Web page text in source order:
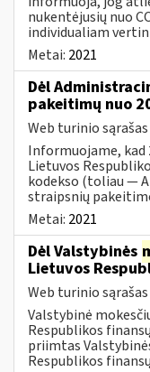
nukentėjusių nuo
individualiam
Metai: 2021
Dėl
pakeitimų nuo
Web turinio sąrašas
Informuojame, kad
Lietuvos
kodekso (toliau —
straipsnių
Metai: 2021
Dėl Valstybinės
Lietuvos
Web turinio sąrašas
Valstybinė
Respublikos
priimtas
Respublikos